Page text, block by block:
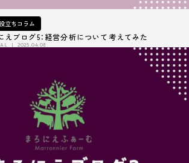
魅力的
プライバシーポリシー運営会社
立ちコラム
えブログ5：経営分析について考えてみた
2025.04.08